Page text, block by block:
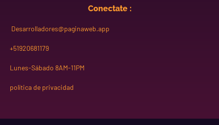
Conectate :
Desarrolladores@paginaweb.app
+51920681179
Lunes-Sábado 8AM-11PM
política de privacidad